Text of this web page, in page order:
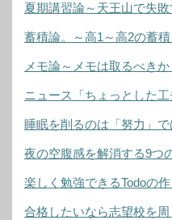
夏期講習論～天王山で失
蓄積論。～高1～高2の蓄
メモ論～メモは取るべきか
ニュース「ちょっとした工
睡眠を削るのは「努力」で
夜の空腹感を解消する9つ
楽しく勉強できるTodoの
合格したいなら志望校を周